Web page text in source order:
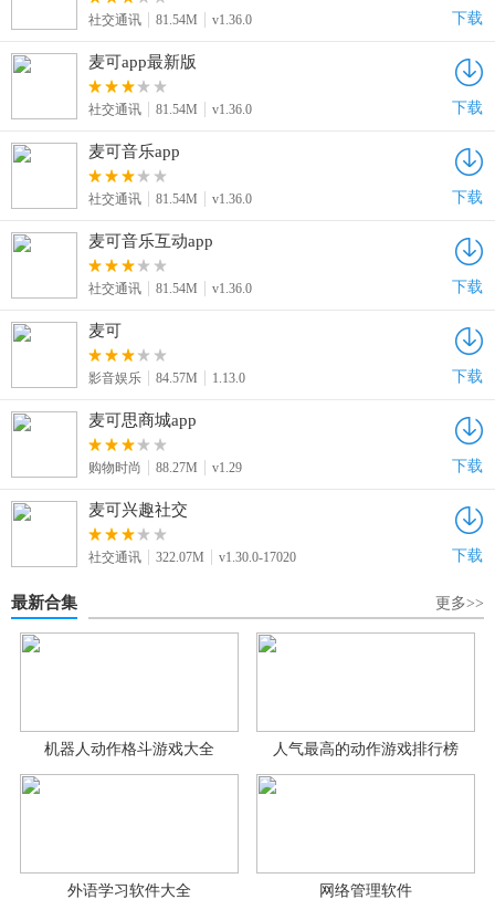
社交通讯 81.54M v1.36.0 下载
麦可app最新版
社交通讯 81.54M v1.36.0 下载
麦可音乐app
社交通讯 81.54M v1.36.0 下载
麦可音乐互动app
社交通讯 81.54M v1.36.0 下载
麦可
影音娱乐 84.57M 1.13.0 下载
麦可思商城app
购物时尚 88.27M v1.29 下载
麦可兴趣社交
社交通讯 322.07M v1.30.0-17020 下载
最新合集 更多>>
机器人动作格斗游戏大全 人气最高的动作游戏排行榜
外语学习软件大全 网络管理软件